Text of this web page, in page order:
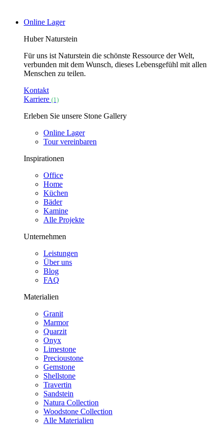
Online Lager
Huber Naturstein
Für uns ist Naturstein die schönste Ressource der Welt,
verbunden mit dem Wunsch, dieses Lebensgefühl mit allen
Menschen zu teilen.
Kontakt
Karriere (1)
Erleben Sie unsere Stone Gallery
Online Lager
Tour vereinbaren
Inspirationen
Office
Home
Küchen
Bäder
Kamine
Alle Projekte
Unternehmen
Leistungen
Über uns
Blog
FAQ
Materialien
Granit
Marmor
Quarzit
Onyx
Limestone
Precioustone
Gemstone
Shellstone
Travertin
Sandstein
Natura Collection
Woodstone Collection
Alle Materialien